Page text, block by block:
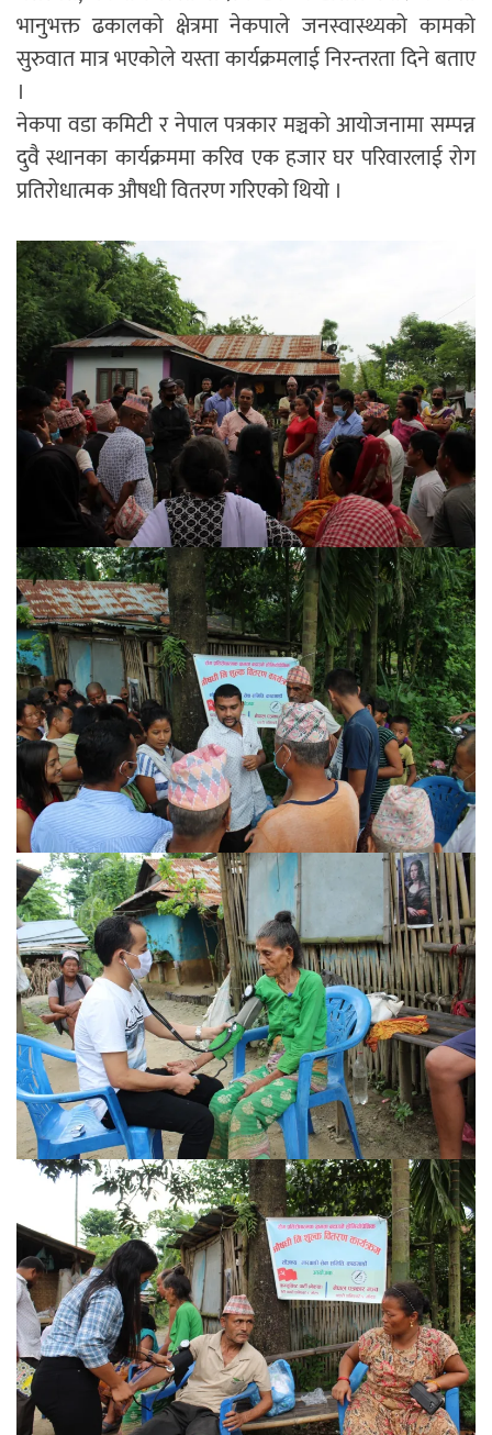
भानुभक्त ढकालको क्षेत्रमा नेकपाले जनस्वास्थ्यको कामको
सुरुवात मात्र भएकोले यस्ता कार्यक्रमलाई निरन्तरता दिने बताए
।
नेकपा वडा कमिटी र नेपाल पत्रकार मञ्चको आयोजनामा सम्पन्न
दुवै स्थानका कार्यक्रममा करिव एक हजार घर परिवारलाई रोग
प्रतिरोधात्मक औषधी वितरण गरिएको थियो ।